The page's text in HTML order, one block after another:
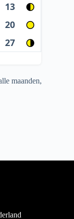
13
20
27
maanden,